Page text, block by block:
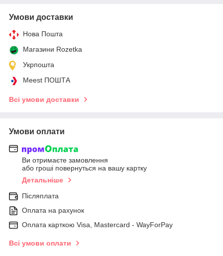
Умови доставки
Нова Пошта
Магазини Rozetka
Укрпошта
Meest ПОШТА
Всі умови доставки
Умови оплати
Ви отримаєте замовлення
або гроші повернуться на вашу картку
Детальніше
Післяплата
Оплата на рахунок
Оплата карткою Visa, Mastercard - WayForPay
Всі умови оплати